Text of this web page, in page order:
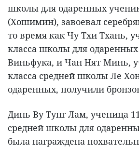
школы для одаренных
(Хошимин), завоевал
то время как Чу Тхи Тхань,
класса школы для
Виньфука, и Чан Нят Минь,
класса средней школы Ле
одаренных, получили
Динь Ву Тунг Лам, ученица
средней школы для
была награждена